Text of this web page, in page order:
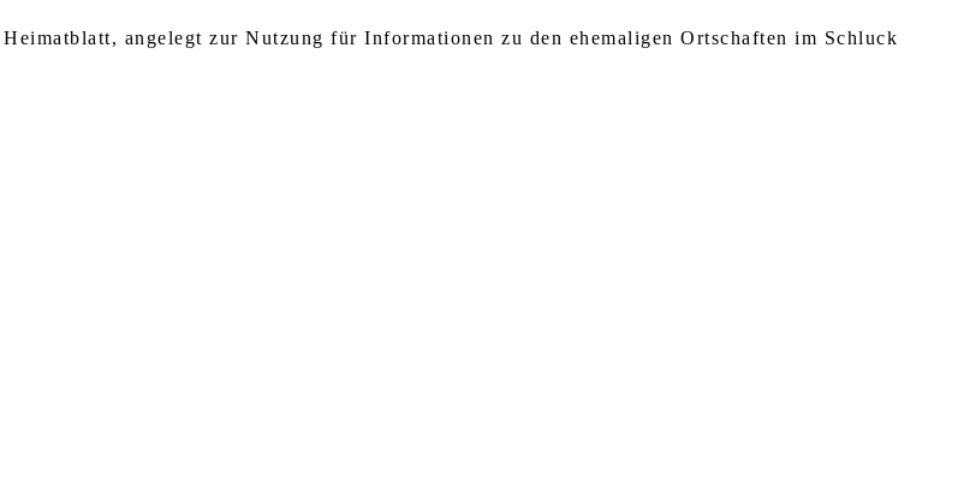
angelegt zur Nutzung für Informationen zu den ehemaligen Ortschaften im Schluck